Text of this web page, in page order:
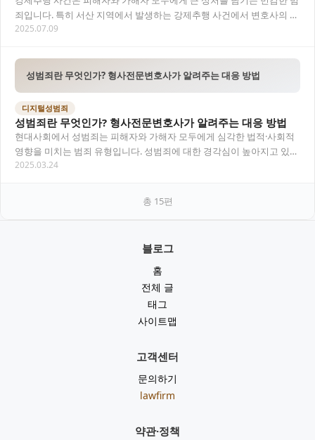
죄입니다. 특히 서산 지역에서 발생하는 강제추행 사건에서 변호사의 역
할은 매우 중요하며, 법적 대응 과정에서 전…
2025.07.09
성범죄란 무엇인가? 형사전문변호사가 알려주는 대응 방법
디지털성범죄
성범죄란 무엇인가? 형사전문변호사가 알려주는 대응 방법
현대사회에서 성범죄는 피해자와 가해자 모두에게 심각한 법적·사회적
영향을 미치는 범죄 유형입니다. 성범죄에 대한 경각심이 높아지고 있지
만, 여전히 정확한 개념과 대응 방법을 모르는…
2025.03.24
총 15편
블로그
홈
전체 글
태그
사이트맵
고객센터
문의하기
lawfirm
약관·정책